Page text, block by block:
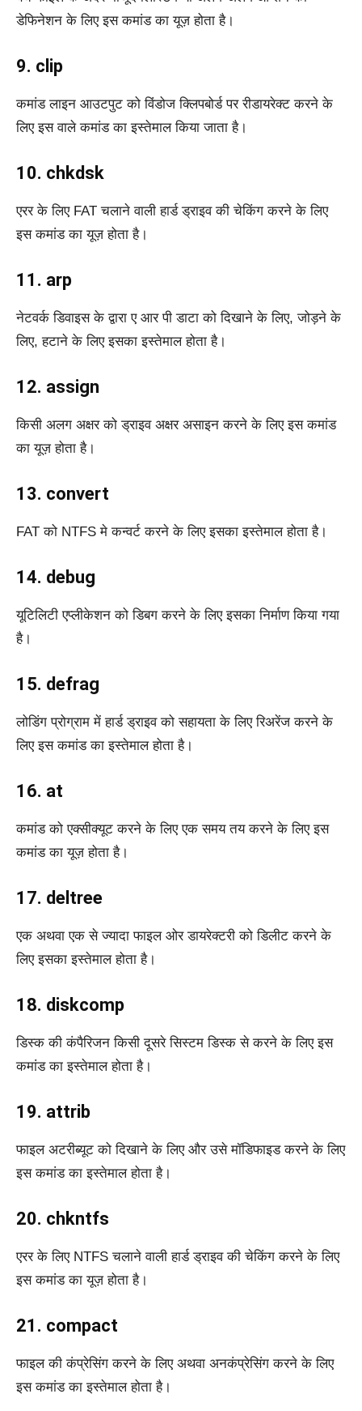
डेफिनेशन के लिए इस कमांड का यूज़ होता है।
9. clip
कमांड लाइन आउटपुट को विंडोज क्लिपबोर्ड पर रीडायरेक्ट करने के
लिए इस वाले कमांड का इस्तेमाल किया जाता है।
10. chkdsk
एरर के लिए FAT चलाने वाली हार्ड ड्राइव की चेकिंग करने के लिए
इस कमांड का यूज़ होता है।
11. arp
नेटवर्क डिवाइस के द्वारा ए आर पी डाटा को दिखाने के लिए, जोड़ने के
लिए, हटाने के लिए इसका इस्तेमाल होता है।
12. assign
किसी अलग अक्षर को ड्राइव अक्षर असाइन करने के लिए इस कमांड
का यूज़ होता है।
13. convert
FAT को NTFS मे कन्वर्ट करने के लिए इसका इस्तेमाल होता है।
14. debug
यूटिलिटी एप्लीकेशन को डिबग करने के लिए इसका निर्माण किया गया
है।
15. defrag
लोडिंग प्रोग्राम में हार्ड ड्राइव को सहायता के लिए रिअरेंज करने के
लिए इस कमांड का इस्तेमाल होता है।
16. at
कमांड को एक्‍सीक्‍यूट करने के लिए एक समय तय करने के लिए इस
कमांड का यूज़ होता है।
17. deltree
एक अथवा एक से ज्यादा फाइल ओर डायरेक्टरी को डिलीट करने के
लिए इसका इस्तेमाल होता है।
18. diskcomp
डिस्क की कंपैरिजन किसी दूसरे सिस्टम डिस्क से करने के लिए इस
कमांड का इस्तेमाल होता है।
19. attrib
फाइल अटरीब्यूट को दिखाने के लिए और उसे मॉडिफाइड करने के लिए
इस कमांड का इस्तेमाल होता है।
20. chkntfs
एरर के लिए NTFS चलाने वाली हार्ड ड्राइव की चेकिंग करने के लिए
इस कमांड का यूज़ होता है।
21. compact
फाइल की कंप्रेसिंग करने के लिए अथवा अनकंप्रेसिंग करने के लिए
इस कमांड का इस्तेमाल होता है।